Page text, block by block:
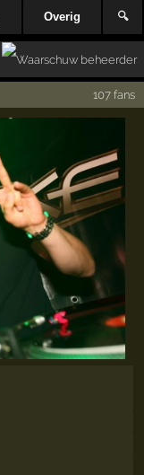
Overig 🔍
107 fans